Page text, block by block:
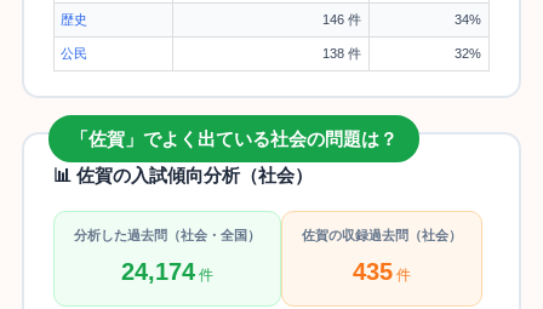
歴史 146 件 34%
公民 138 件 32%
「佐賀」でよく出ている社会の問題は？
📊 佐賀の入試傾向分析（社会）
分析した過去問（社会・全国）
24,174件
佐賀の収録過去問（社会）
435件